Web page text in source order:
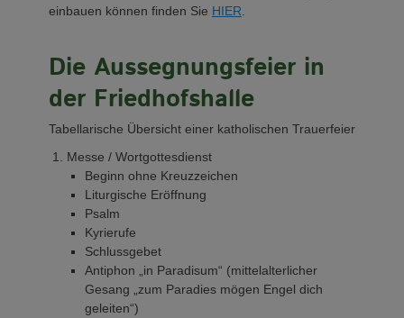
einbauen können finden Sie HIER
Die Aussegnungsfeier in
der Friedhofshalle
Tabellarische Übersicht einer katholischen Trauerfeier
Messe / Wortgottesdienst
Beginn ohne Kreuzzeichen
Liturgische Eröffnung
Psalm
Kyrierufe
Schlussgebet
Antiphon „in Paradisum“ (mittelalterlicher
Gesang „zum Paradies mögen Engel dich
geleiten“)